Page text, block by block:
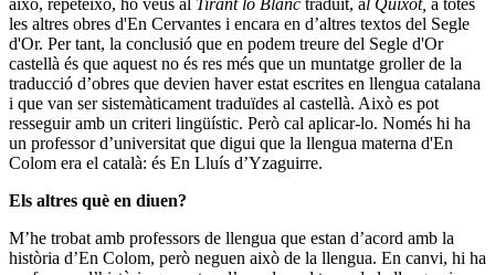
les altres obres d'En Cervantes i encara en d’altres textos del Segle
d'Or. Per tant, la conclusió que en podem treure del Segle d'Or
castellà és que aquest no és res més que un muntatge groller de la
traducció d’obres que devien haver estat escrites en llengua catalana
i que van ser sistemàticament traduïdes al castellà. Això es pot
resseguir amb un criteri lingüístic. Però cal aplicar-lo. Només hi ha
un professor d’universitat que digui que la llengua materna d'En
Colom era el català: és En Lluís d’Yzaguirre.
Els altres què en diuen?
M’he trobat amb professors de llengua que estan d’acord amb la
història d’En Colom, però neguen això de la llengua. En canvi, hi ha